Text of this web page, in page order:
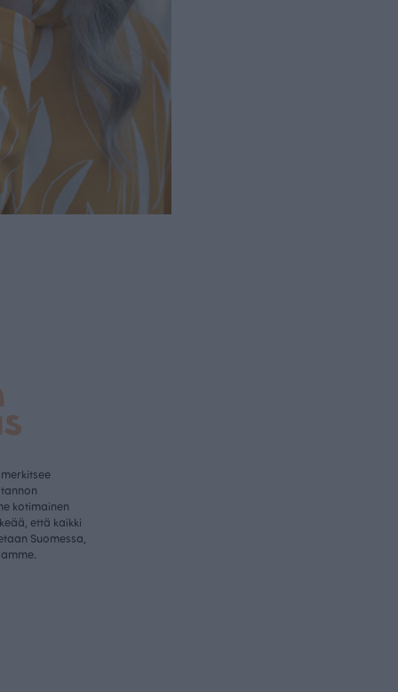
kotimainen
että kaikki
Suomessa,